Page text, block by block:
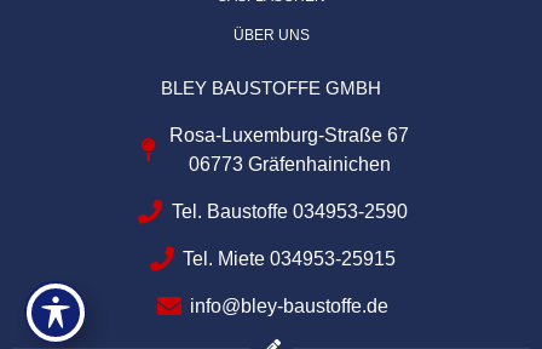
ÜBER UNS
BLEY BAUSTOFFE GMBH
Rosa-Luxemburg-Straße 67
06773 Gräfenhainichen
Tel. Baustoffe 034953-2590
Tel. Miete 034953-25915
info@bley-baustoffe.de